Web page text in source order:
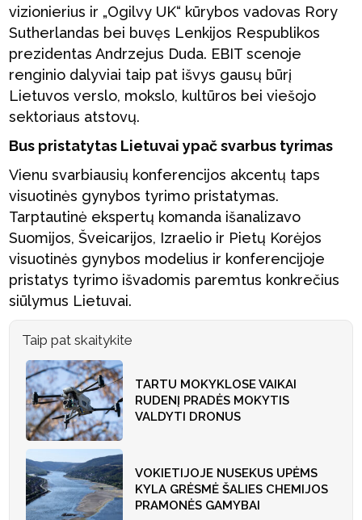
vizionierius ir „Ogilvy UK“ kūrybos vadovas Rory
Sutherlandas bei buvęs Lenkijos Respublikos
prezidentas Andrzejus Duda. EBIT scenoje
renginio dalyviai taip pat išvys gausų būrį
Lietuvos verslo, mokslo, kultūros bei viešojo
sektoriaus atstovų.
Bus pristatytas Lietuvai ypač svarbus tyrimas
Vienu svarbiausių konferencijos akcentų taps
visuotinės gynybos tyrimo pristatymas.
Tarptautinė ekspertų komanda išanalizavo
Suomijos, Šveicarijos, Izraelio ir Pietų Korėjos
visuotinės gynybos modelius ir konferencijoje
pristatys tyrimo išvadomis paremtus konkrečius
siūlymus Lietuvai.
Taip pat skaitykite
TARTU MOKYKLOSE VAIKAI
RUDENĮ PRADĖS MOKYTIS
VALDYTI DRONUS
VOKIETIJOJE NUSEKUS UPĖMS
KYLA GRĖSMĖ ŠALIES CHEMIJOS
PRAMONĖS GAMYBAI